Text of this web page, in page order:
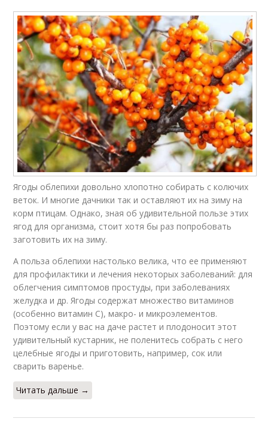
Ягоды облепихи довольно хлопотно собирать с колючих
веток. И многие дачники так и оставляют их на зиму на
корм птицам. Однако, зная об удивительной пользе этих
ягод для организма, стоит хотя бы раз попробовать
заготовить их на зиму.
А польза облепихи настолько велика, что ее применяют
для профилактики и лечения некоторых заболеваний: для
облегчения симптомов простуды, при заболеваниях
желудка и др. Ягоды содержат множество витаминов
(особенно витамин С), макро- и микроэлементов.
Поэтому если у вас на даче растет и плодоносит этот
удивительный кустарник, не поленитесь собрать с него
целебные ягоды и приготовить, например, сок или
сварить варенье.
Читать дальше →